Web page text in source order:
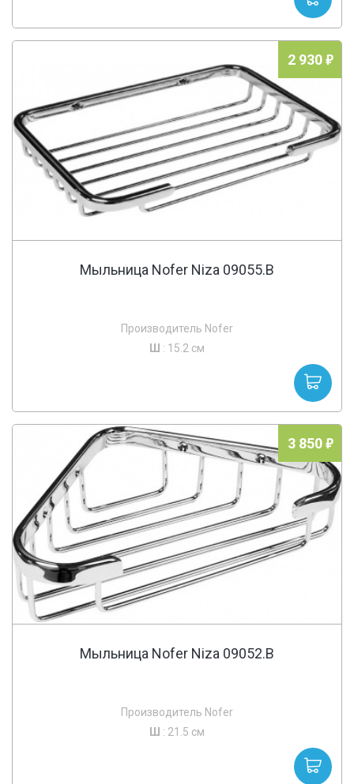
2 930
Мыльница Nofer Niza 09055.B
Производитель Nofer
Ш : 15.2 см
3 850
Мыльница Nofer Niza 09052.B
Производитель Nofer
Ш : 21.5 см